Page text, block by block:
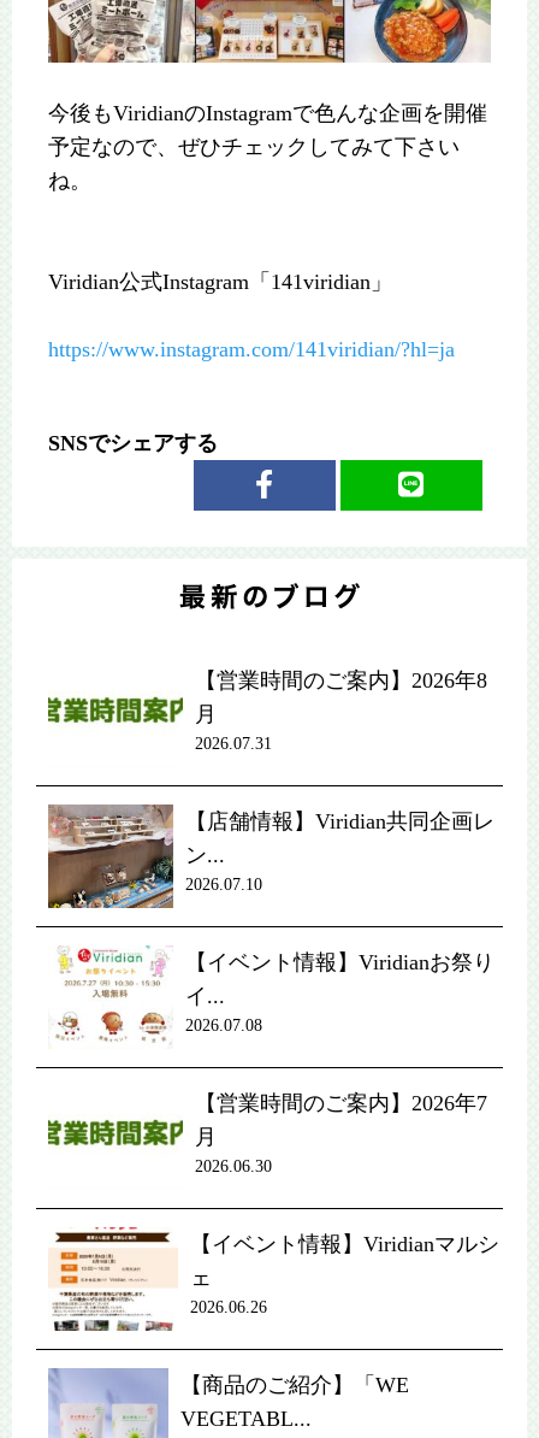
今後もViridianのInstagramで色んな企画を開催
予定なので、ぜひチェックしてみて下さい
ね。
Viridian公式Instagram「141viridian」
https://www.instagram.com/141viridian/?hl=ja
SNSでシェアする
【営業時間のご案内】2026年8
月
2026.07.31
【店舗情報】Viridian共同企画レ
ン...
2026.07.10
【イベント情報】Viridianお祭り
イ...
2026.07.08
【営業時間のご案内】2026年7
月
2026.06.30
【イベント情報】Viridianマルシ
ェ
2026.06.26
【商品のご紹介】「WE
VEGETABL...